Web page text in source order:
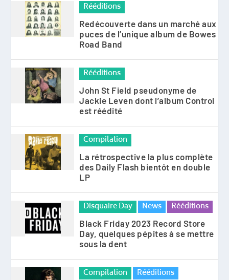
Rééditions
Redécouverte dans un marché aux
puces de l’unique album de Bowes
Road Band
Rééditions
John St Field pseudonyme de
Jackie Leven dont l’album Control
est réédité
Compilation
La rétrospective la plus complète
des Daily Flash bientôt en double
LP
Disquaire Day News Rééditions
Black Friday 2023 Record Store
Day, quelques pépites à se mettre
sous la dent
Compilation Rééditions